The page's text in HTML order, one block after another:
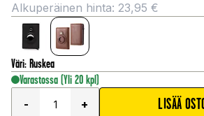
Alkuperäinen hinta: 23,95 €
Väri: Ruskea
Varastossa (Yli 20 kpl)
-
+ LISÄÄ